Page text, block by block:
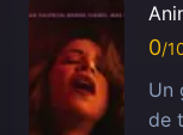
0
Un
de